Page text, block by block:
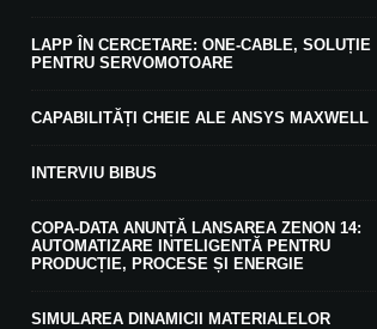
LAPP ÎN CERCETARE: ONE-CABLE, SOLUȚIE
PENTRU SERVOMOTOARE
CAPABILITĂȚI CHEIE ALE ANSYS MAXWELL
INTERVIU BIBUS
COPA-DATA ANUNȚĂ LANSAREA ZENON 14:
AUTOMATIZARE INTELIGENTĂ PENTRU
PRODUCȚIE, PROCESE ȘI ENERGIE
SIMULAREA DINAMICII MATERIALELOR